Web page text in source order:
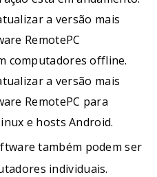
a versão mais
RemotePC
computadores offline.
a versão mais
RemotePC para
e hosts Android.
também podem ser
individuais.